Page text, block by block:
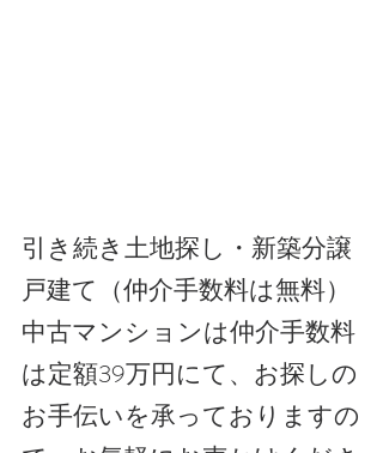
引き続き土地探し・新築分譲
戸建て（仲介手数料は無料）
中古マンションは仲介手数料
は定額39万円にて、お探しの
お手伝いを承っておりますの